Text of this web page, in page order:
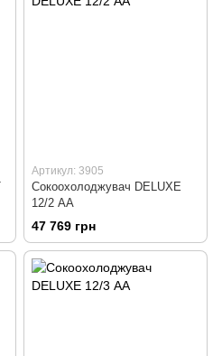
Артикул: 3905
Сокоохолоджувач DELUXE
12/2 АА
47 769 грн